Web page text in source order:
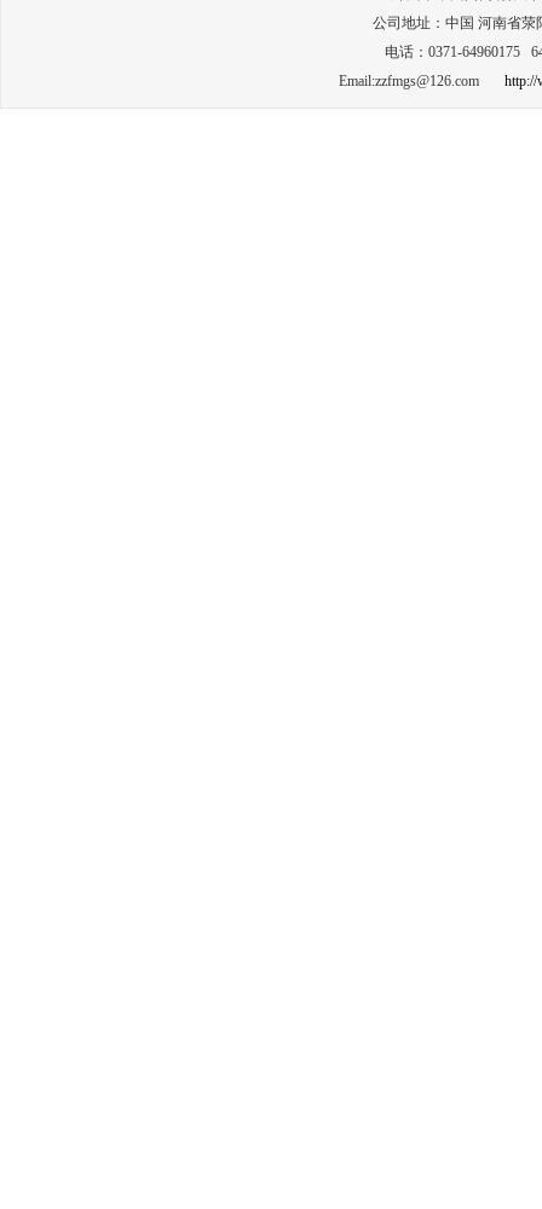
公司地址：中国 河南省荥
电话：0371-64960175
Email:zzfmgs@126.com
http://